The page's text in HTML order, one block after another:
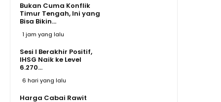
Bukan Cuma Konflik
Timur Tengah, Ini yang
Bisa Bikin...
1 jam yang lalu
Sesi I Berakhir Positif,
IHSG Naik ke Level
6.270...
6 hari yang lalu
Harga Cabai Rawit